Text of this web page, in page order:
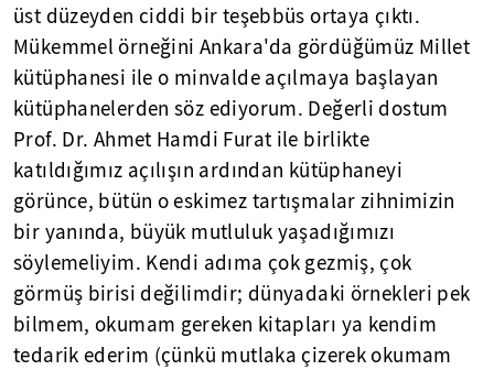
üst düzeyden ciddi bir teşebbüs ortaya çıktı.
Mükemmel örneğini Ankara'da gördüğümüz Millet
kütüphanesi ile o minvalde açılmaya başlayan
kütüphanelerden söz ediyorum. Değerli dostum
Prof. Dr. Ahmet Hamdi Furat ile birlikte
katıldığımız açılışın ardından kütüphaneyi
görünce, bütün o eskimez tartışmalar zihnimizin
bir yanında, büyük mutluluk yaşadığımızı
söylemeliyim. Kendi adıma çok gezmiş, çok
görmüş birisi değilimdir; dünyadaki örnekleri pek
bilmem, okumam gereken kitapları ya kendim
tedarik ederim (çünkü mutlaka çizerek okumam